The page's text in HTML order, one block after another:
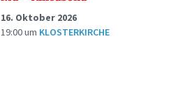
16. Oktober 2026
19:00um KLOSTERKIRCHE